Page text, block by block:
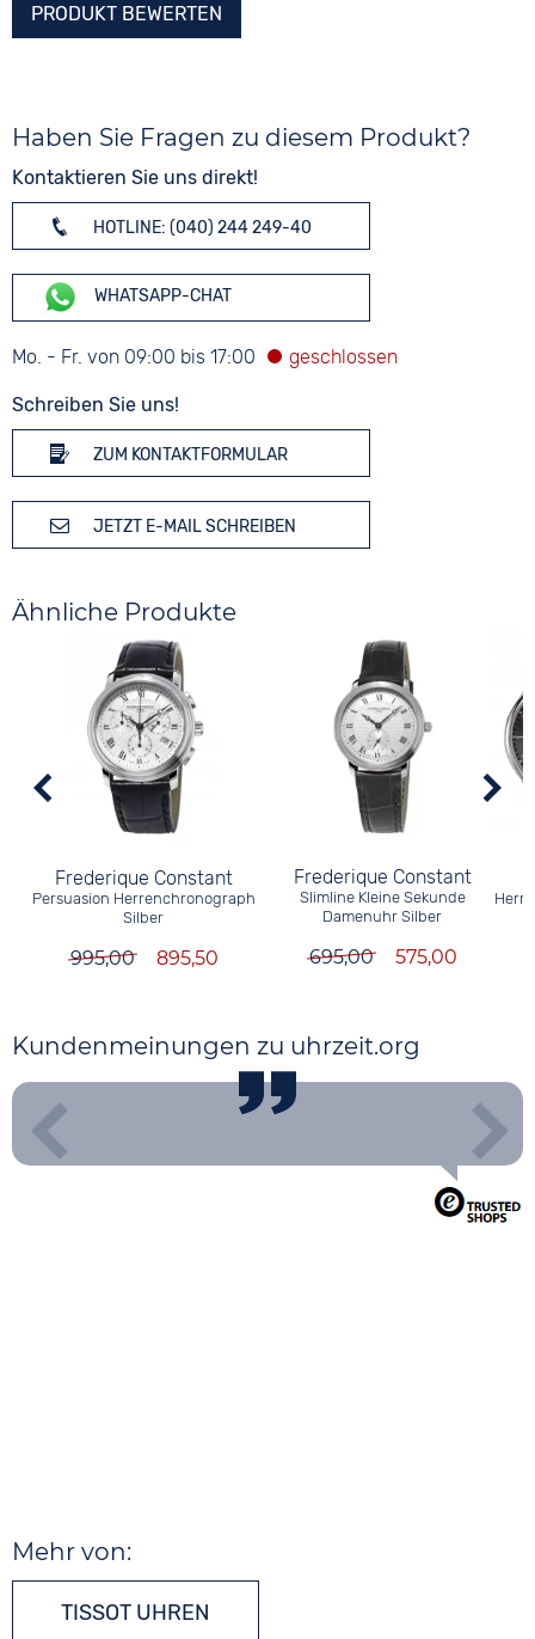
PRODUKT BEWERTEN
Haben Sie Fragen zu diesem Produkt?
Kontaktieren Sie uns direkt!
HOTLINE: (040) 244 249-40
WHATSAPP-CHAT
Mo. - Fr. von 09:00 bis 17:00
Schreiben Sie uns!
ZUM KONTAKTFORMULAR
JETZT E-MAIL SCHREIBEN
Ähnliche Produkte
Frederique Constant
Persuasion Herrenchronograph
Silber
995,00 895,50
Frederique Constant
Slimline Kleine Sekunde
Damenuhr Silber
695,00 575,00
Kundenmeinungen zu uhrzeit.org
Mehr von:
TISSOT UHREN